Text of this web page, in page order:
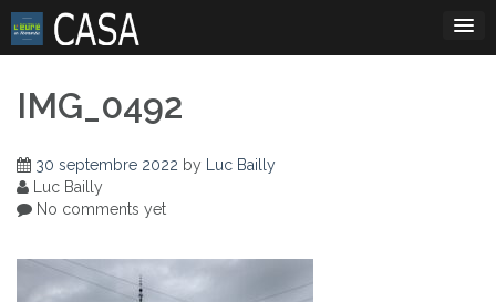
Skip
content
IMG_0492
30 septembre 2022 by Luc Bailly
Luc Bailly
No comments yet